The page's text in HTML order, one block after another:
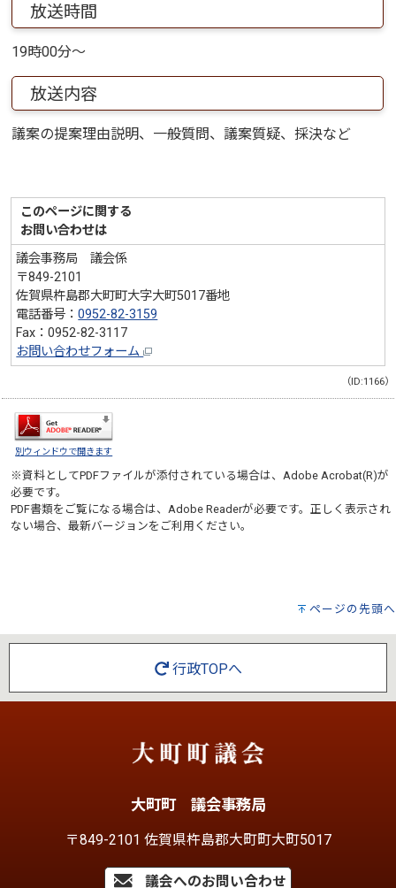
放送時間
19時00分～
放送内容
議案の提案理由説明、一般質問、議案質疑、採決など
このページに関する
お問い合わせは
議会事務局 議会係
〒849-2101
佐賀県杵島郡大町町大字大町5017番地
電話番号：0952-82-3159
Fax：0952-82-3117
お問い合わせフォーム
（ID:1166）
別ウィンドウで開きます
※資料としてPDFファイルが添付されている場合は、Adobe Acrobat(R)が
必要です。
PDF書類をご覧になる場合は、Adobe Readerが必要です。正しく表示され
ない場合、最新バージョンをご利用ください。
ページの先頭へ
行政TOPへ
大町町 議会事務局
〒849-2101 佐賀県杵島郡大町町大町5017
議会へのお問い合わせ